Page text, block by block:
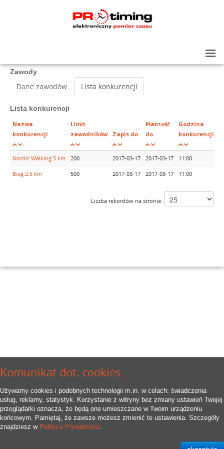
Komunikat dot. cookies
Używamy cookies i podobnych technologii m.in. w celach: świadczenia
usług, reklamy, statystyk. Korzystanie z witryny bez zmiany ustawień Twojej
przeglądarki oznacza, że będą one umieszczane w Twoim urządzeniu
końcowym. Pamiętaj, że zawsze możesz zmienić te ustawienia. Szczegóły
znajdziesz w Polityce Prywatności.
Zawody
Dane zawodów Lista konkurencji
Lista konkurencji
Nazwa
konkurencji
Limit
zawodników
Zapis do
Płatność
do
Godzina
konkurencji
Nordic Walking 5 km 200 2017-03-17 2017-03-17 11:00
Bieg 2.5 km 500 2017-03-17 2017-03-17 11:00
Liczba rekordów na stronie: